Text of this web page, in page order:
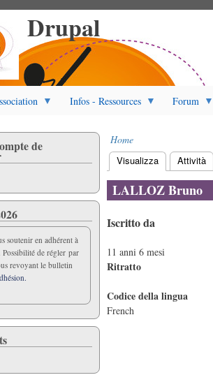
Drupal
Infos - Ressources Forum
Briciole
di
pane
Home
Schede
primarie
Visualizza (scheda attiva)
Attività
LALLOZ Bruno
Iscritto da
11 anni 6 mesi
Ritratto
Codice della lingua
French
de
soutenir en adhérent à
Possibilité de régler par
revoyant le bulletin